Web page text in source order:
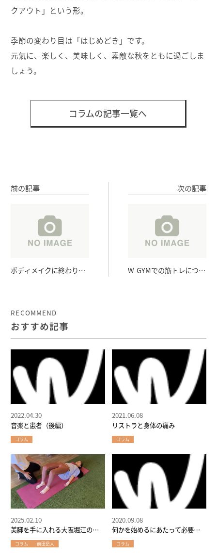
クアウト」という形。
季節の変わり目は「はじめどき」です。
元氣に、楽しく、美味しく、素敵な秋をともに過ごしま
しょう。
コラムの記事一覧へ
前の記事
ボディメイクに終わりな
次の記事
W-GYMでの筋トレについ
RECOMMEND
おすすめ記事
音楽と患者（後編）
2022.04.30
コラム
リストラと身体の痛み
2021.06.08
コラム
美脚を手に入れる大阪堀江のパ
ーソナルジムW-GYMメソッド①
～現状把握編
2025.02.10
コラム 前田岳人
何かを始めるにあたって必要な
能力
2020.09.08
コラム